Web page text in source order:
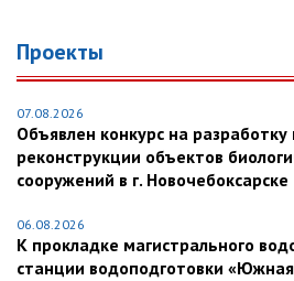
Проекты
07.08.2026
Объявлен конкурс на разработку
реконструкции объектов
сооружений в г. Новочебоксарске
06.08.2026
К прокладке магистрального
станции водоподготовки